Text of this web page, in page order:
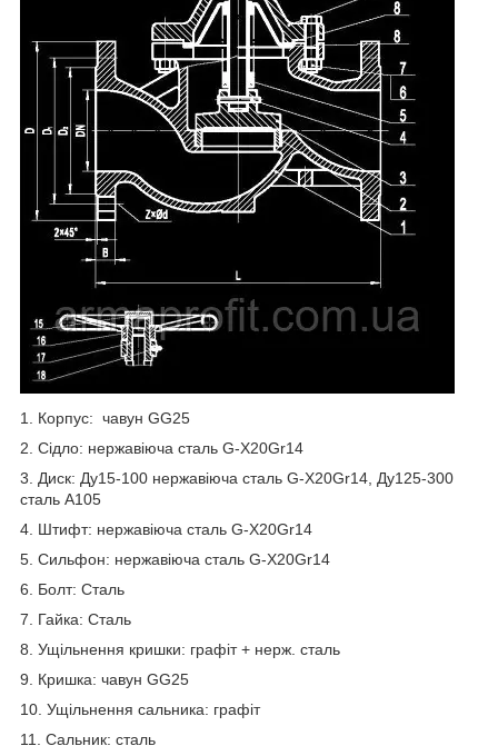
1. Корпус: чавун GG25
2. Сідло: нержавіюча сталь G-X20Gr14
3. Диск: Ду15-100 нержавіюча сталь G-X20Gr14, Ду125-300
сталь А105
4. Штифт: нержавіюча сталь G-X20Gr14
5. Сильфон: нержавіюча сталь G-X20Gr14
6. Болт: Сталь
7. Гайка: Сталь
8. Ущільнення кришки: графіт + нерж. сталь
9. Кришка: чавун GG25
10. Ущільнення сальника: графіт
11. Сальник: сталь